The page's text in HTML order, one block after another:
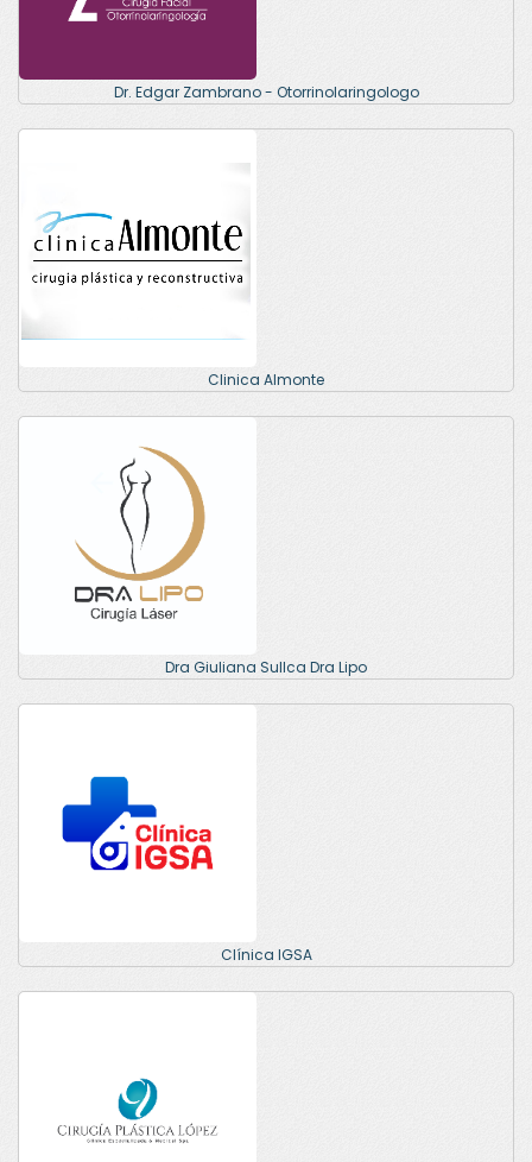
Dr. Edgar Zambrano - Otorrinolaringologo
Clinica Almonte
Dra Giuliana Sullca Dra Lipo
Clínica IGSA